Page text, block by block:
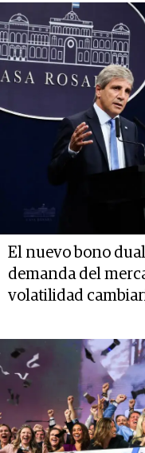
El nuevo bono
demanda del
volatilidad